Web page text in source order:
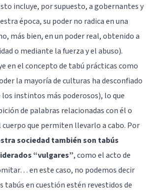
incluye, por supuesto, a gobernantes y
época, su poder no radica en una
más bien, en un poder real, obtenido a
o mediante la fuerza y el abuso).
en el concepto de tabú prácticas como
la mayoría de culturas ha desconfiado
los instintos más poderosos), lo que
de palabras relacionadas con él o
que permiten llevarlo a cabo. Por
sociedad también son tabús
“vulgares”, como el acto de
en este caso, no podemos decir
tabús en cuestión estén revestidos de